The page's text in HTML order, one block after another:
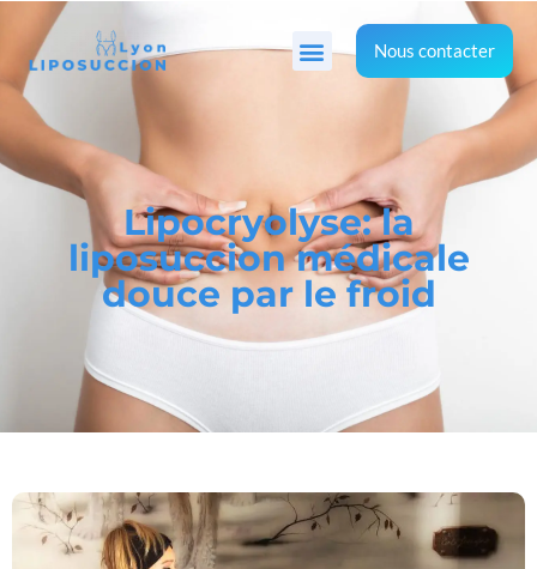
Nous contacter
Lipocryolyse: la
liposuccion médicale
douce par le froid